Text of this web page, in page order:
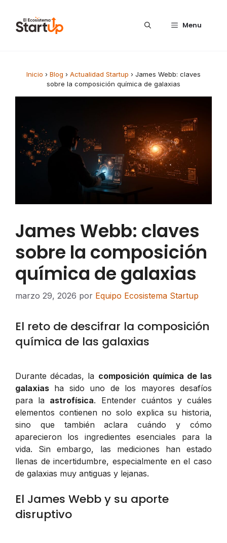
Menu
Inicio › Blog › Actualidad Startup › James Webb: claves
sobre la composición química de galaxias
James Webb: claves
sobre la composición
química de galaxias
marzo 29, 2026 por Equipo Ecosistema Startup
El reto de descifrar la composición
química de las galaxias
Durante décadas, la composición química de las
galaxias ha sido uno de los mayores desafíos
para la astrofísica. Entender cuántos y cuáles
elementos contienen no solo explica su historia,
sino que también aclara cuándo y cómo
aparecieron los ingredientes esenciales para la
vida. Sin embargo, las mediciones han estado
llenas de incertidumbre, especialmente en el caso
de galaxias muy antiguas y lejanas.
El James Webb y su aporte
disruptivo